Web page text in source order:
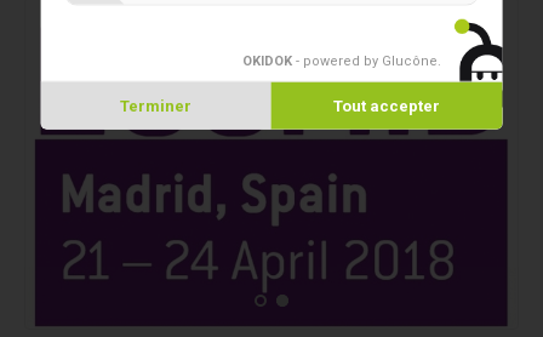
OKIDOK - powered by Glucône.
Terminer Tout accepter